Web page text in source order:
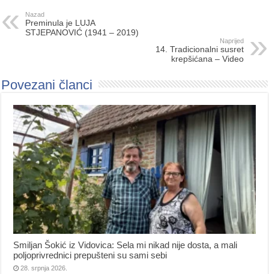
Nazad
Preminula je LUJA
STJEPANOVIĆ (1941 – 2019)
Naprijed
14. Tradicionalni susret
krepšićana – Video
Povezani članci
Smiljan Šokić iz Vidovica: Sela mi nikad nije dosta, a mali
poljoprivrednici prepušteni su sami sebi
28. srpnja 2026.